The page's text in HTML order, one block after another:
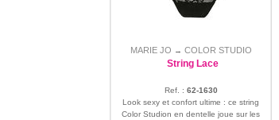
MARIE JO → COLOR STUDIO
String Lace
Ref. : 62-1630
Look sexy et confort ultime : ce string
Color Studion en dentelle joue sur les